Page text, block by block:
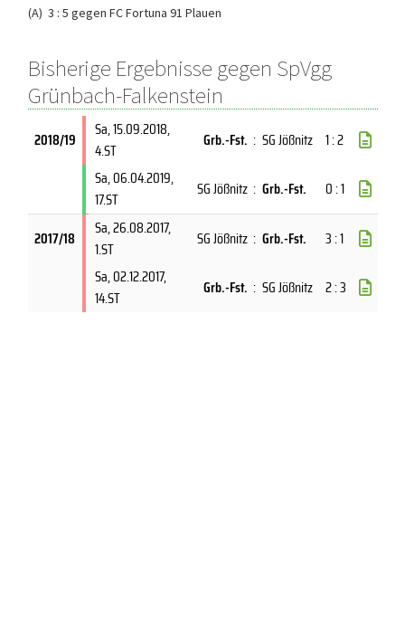
(A) 3 : 5 gegen FC Fortuna 91 Plauen
Bisherige Ergebnisse gegen SpVgg
Grünbach-Falkenstein
2018/19 Sa, 15.09.2018,
4.ST
Grb.-Fst. : SG Jößnitz 1 : 2
Sa, 06.04.2019,
17.ST
SG Jößnitz : Grb.-Fst. 0 : 1
2017/18 Sa, 26.08.2017,
1.ST
SG Jößnitz : Grb.-Fst.
3 : 1
Sa, 02.12.2017,
14.ST
Grb.-Fst. : SG Jößnitz 2 : 3